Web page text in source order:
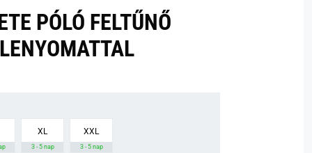
PÓLÓ FELTŰNŐ
LENYOMATTAL
XL
3 - 5 nap
XXL
3 - 5 nap